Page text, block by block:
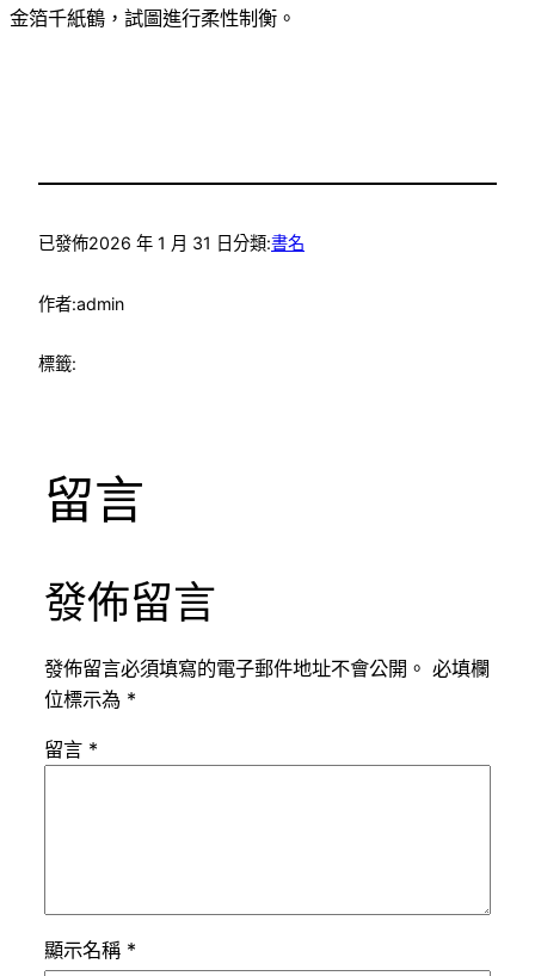
金箔千紙鶴，試圖進行柔性制衡。
已發佈2026 年 1 月 31 日分類:書名
作者:admin
標籤:
留言
發佈留言
發佈留言必須填寫的電子郵件地址不會公開。 必填欄
位標示為 *
留言 *
顯示名稱 *